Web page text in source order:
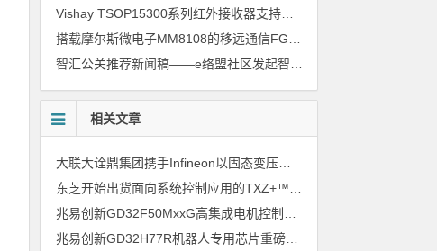
Vishay TSOP15300系列红外接收器支持所有主流遥控代码
相关文章
大联大诠鼎集团携手Infineon以固态变压器重构配电效率新标杆
兆易创新GD32H77R机器人专用芯片重磅亮相，精准赋能伺服驱动与关节控制